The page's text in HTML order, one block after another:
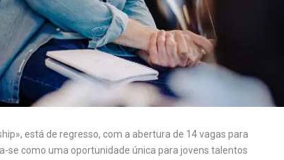
está de regresso, com a abertura de 14 vagas para
se como uma oportunidade única para jovens talentos